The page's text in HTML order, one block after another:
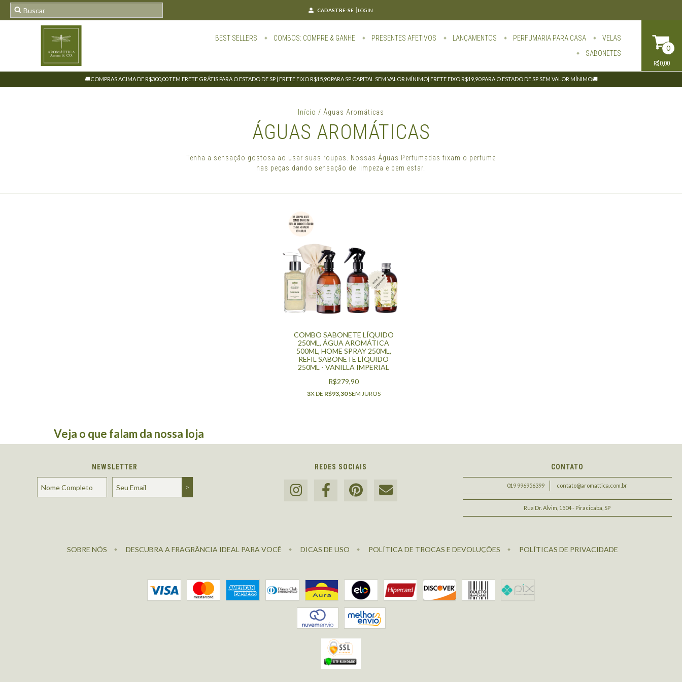
CADASTRE-SE LOGIN
BEST SELLERS COMBOS: COMPRE & GANHE PRESENTES AFETIVOS LANÇAMENTOS PERFUMARIA PARA CASA
VELAS
SABONETES
0
R$0,00
🚚COMPRAS ACIMA DE R$300,00 TEM FRETE GRÁTIS PARA O ESTADO DE SP | FRETE FIXO R$15,90 PARA SP CAPITAL SEM VALOR MÍNIMO| FRETE FIXO R$19,90 PARA O ESTADO DE SP SEM VALOR MÍNIMO🚚
Início / Águas Aromáticas
ÁGUAS AROMÁTICAS
Tenha a sensação gostosa ao usar suas roupas. Nossas Águas Perfumadas fixam o perfume
nas peças dando sensação de limpeza e bem estar.
COMBO SABONETE LÍQUIDO
250ML, ÁGUA AROMÁTICA
500ML, HOME SPRAY 250ML,
REFIL SABONETE LÍQUIDO
250ML - VANILLA IMPERIAL
R$279,90
3X DE R$93,30SEM JUROS
Veja o que falam da nossa loja
NEWSLETTER REDES SOCIAIS CONTATO
019 996956399 contato@aromattica.com.br
Rua Dr. Alvim, 1504 - Piracicaba, SP
SOBRE NÓS DESCUBRA A FRAGRÂNCIA IDEAL PARA VOCÊ DICAS DE USO POLÍTICA DE TROCAS E DEVOLUÇÕES POLÍTICAS DE PRIVACIDADE